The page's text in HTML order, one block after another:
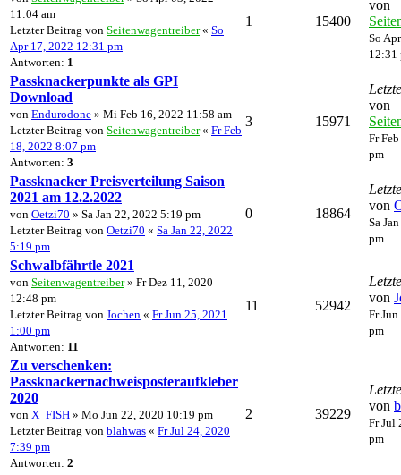
11:04 am
Letzter Beitrag von Seitenwagentreiber« So
Apr 17, 2022 12:31 pm
Antworten: 1
1 15400
von
So
12:31
Passknackerpunkte als GPI
Download
von Endurodone » Mi Feb 16, 2022 11:58 am
Letzter Beitrag von Seitenwagentreiber« Fr Feb
18, 2022 8:07 pm
Antworten: 3
3 15971
von
Fr
pm
Passknacker Preisverteilung Saison
2021 am 12.2.2022
von Oetzi70 » Sa Jan 22, 2022 5:19 pm
Letzter Beitrag von Oetzi70 « Sa Jan 22, 2022
5:19 pm
0 18864
von
Sa
pm
Schwalbfährtle 2021
von Seitenwagentreiber» Fr Dez 11, 2020
12:48 pm
Letzter Beitrag von Jochen « Fr Jun 25, 2021
1:00 pm
Antworten: 11
11 52942
von
Fr
pm
Zu verschenken:
Passknackernachweisposteraufkleber
2020
von X_FISH » Mo Jun 22, 2020 10:19 pm
Letzter Beitrag von blahwas « Fr Jul 24, 2020
7:39 pm
Antworten: 2
2 39229
von
Fr Jul
pm